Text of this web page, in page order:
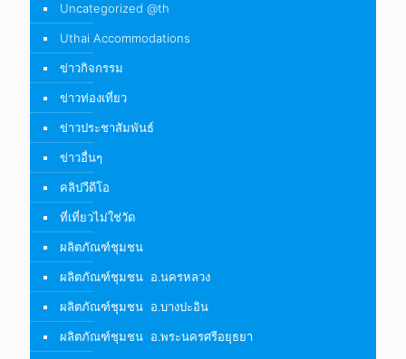
Uncategorized @th
Uthai Accommodations
ข่าวกิจกรรม
ข่าวท่องเที่ยว
ข่าวประชาสัมพันธ์
ข่าวอื่นๆ
คลิปวีดีโอ
ที่เที่ยวไม่ใช่วัด
ผลิตภัณฑ์ชุมชน
ผลิตภัณฑ์ชุมชน อ.นครหลวง
ผลิตภัณฑ์ชุมชน อ.บางปะอิน
ผลิตภัณฑ์ชุมชน อ.พระนครศรีอยุธยา